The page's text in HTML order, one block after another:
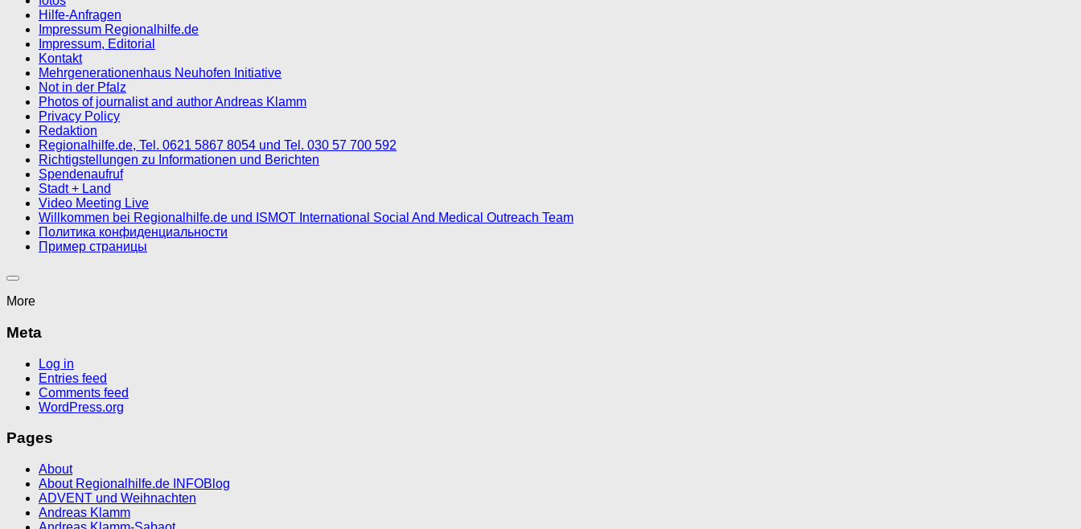
Hilfe-Anfragen
Impressum Regionalhilfe.de
Impressum, Editorial
Kontakt
Mehrgenerationenhaus Neuhofen Initiative
Not in der Pfalz
Photos of journalist and author Andreas Klamm
Privacy Policy
Redaktion
Regionalhilfe.de, Tel. 0621 5867 8054 und Tel. 030 57 700 592
Richtigstellungen zu Informationen und Berichten
Spendenaufruf
Stadt + Land
Video Meeting Live
Willkommen bei Regionalhilfe.de und ISMOT International Social And Medical Outreach Team
Политика конфиденциальности
Пример страницы
More
Meta
Log in
Entries feed
Comments feed
WordPress.org
Pages
About
About Regionalhilfe.de INFOBlog
ADVENT und Weihnachten
Andreas Klamm